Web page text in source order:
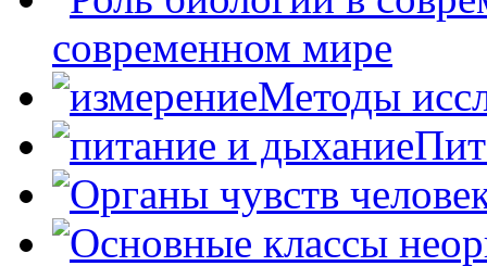
современном мире
Методы